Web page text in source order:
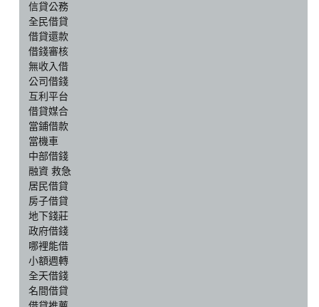
信貸公務
全民借貸
借貸還款
借錢審核
無收入借
公司借錢
互利平台
借貸媒合
當鋪借款
當機車
中部借錢
融資 救急
居民借貸
房子借貸
地下錢莊
政府借錢
哪裡能借
小額週轉
全天借錢
名間借貸